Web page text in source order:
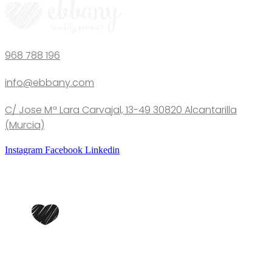
968 788 196
info@ebbany.com
C/ Jose Mª Lara Carvajal, 13-49 30820 Alcantarilla
(Murcia)
Instagram Facebook Linkedin